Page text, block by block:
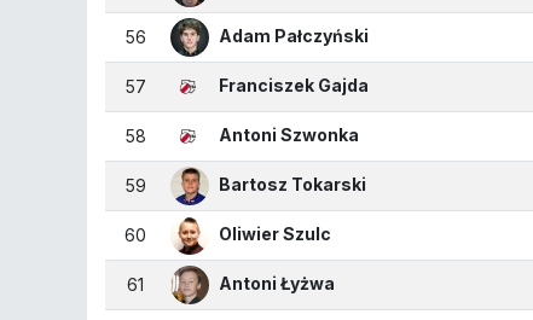
56 Adam Pałczyński
57 Franciszek Gajda
58 Antoni Szwonka
59 Bartosz Tokarski
60 Oliwier Szulc
61 Antoni Łyżwa